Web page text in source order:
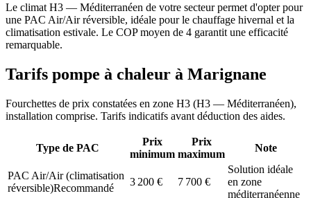
Le climat H3 — Méditerranéen de votre secteur permet d'opter pour
une PAC Air/Air réversible, idéale pour le chauffage hivernal et la
climatisation estivale. Le COP moyen de 4 garantit une efficacité
remarquable.
Tarifs pompe à chaleur à Marignane
Fourchettes de prix constatées en zone H3 (H3 — Méditerranéen),
installation comprise. Tarifs indicatifs avant déduction des aides.
Type de PAC
Prix
minimum
Prix
maximum
Note
PAC Air/Air (climatisation
réversible)Recommandé
3 200 € 7 700 €
Solution idéale
en zone
méditerranéenne